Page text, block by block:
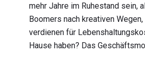
mehr Jahre im Ruhestand sein,
Boomers nach kreativen
verdienen für
Hause haben? Das